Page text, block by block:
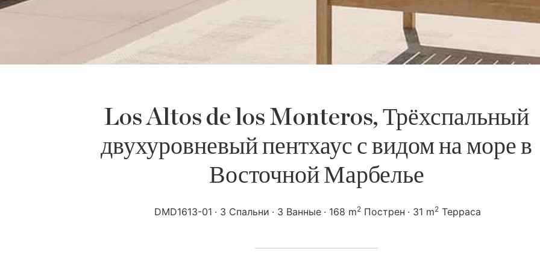
Los Altos de los Monteros, Трёхспальный
двухуровневый пентхаус с видом на море в
Восточной Марбелье
DMD1613-01 3 Спальни 3 Ванные 168 m2 Пострен 31 m2 Терраса